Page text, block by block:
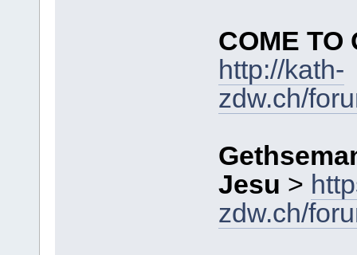
COME TO
http://kath-
zdw.ch/
Jesu >
zdw.ch/